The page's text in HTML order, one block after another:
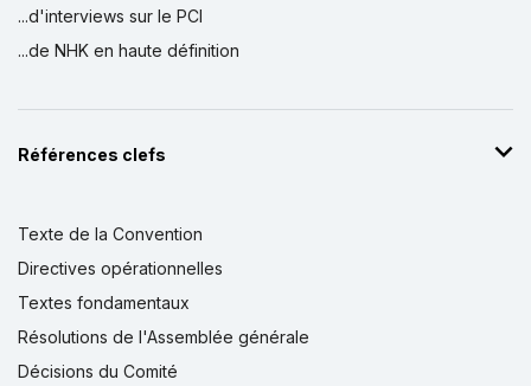
...d'interviews sur le PCI
...de NHK en haute définition
Références clefs
Texte de la Convention
Directives opérationnelles
Textes fondamentaux
Résolutions de l'Assemblée générale
Décisions du Comité